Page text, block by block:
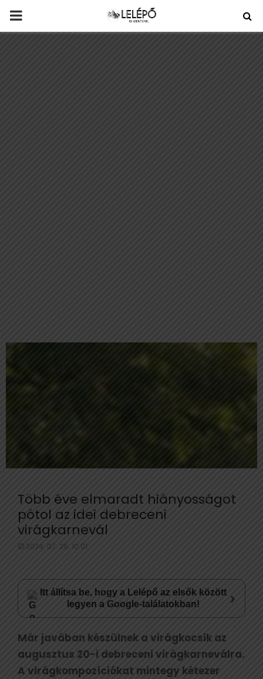
PRIMARY
Több éve elmaradt hiányosságot
pótol az idei debreceni
virágkarnevál
2024. 07. 26. 10:01
Itt állítsa be, hogy a Lelépő az elsők között
legyen a Google-találatokban!
›
Már javában készülnek a virágkocsik az
augusztus 20-i debreceni virágkarneválra.
A virágkompozíciókat mintegy kétezer